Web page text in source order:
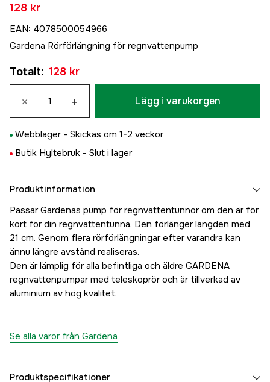
128 kr
EAN: 4078500054966
Gardena Rörförlängning för regnvattenpump
Totalt: 128 kr
× + Lägg i varukorgen
Webblager - Skickas om 1-2 veckor
Butik Hyltebruk - Slut i lager
Produktinformation
Passar Gardenas pump för regnvattentunnor om den är för
kort för din regnvattentunna. Den förlänger längden med
21 cm. Genom flera rörförlängningar efter varandra kan
ännu längre avstånd realiseras.
Den är lämplig för alla befintliga och äldre GARDENA
regnvattenpumpar med teleskoprör och är tillverkad av
aluminium av hög kvalitet.
Se alla varor från Gardena
Produktspecifikationer